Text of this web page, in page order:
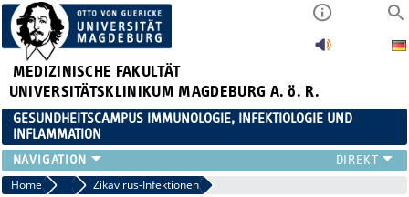
MEDIZINISCHE FAKULTÄT
UNIVERSITÄTSKLINIKUM MAGDEBURG A. ö. R.
GESUNDHEITSCAMPUS IMMUNOLOGIE, INFEKTIOLOGIE UND
INFLAMMATION
ÜBER UNS
Home 2016 Zikavirus-Infektionen